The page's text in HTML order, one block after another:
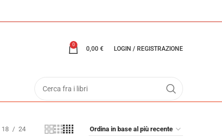
0
0,00 € LOGIN / REGISTRAZIONE
18 24